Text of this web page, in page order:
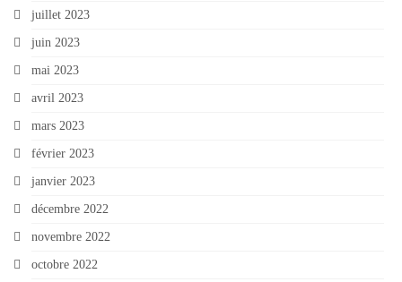
juillet 2023
juin 2023
mai 2023
avril 2023
mars 2023
février 2023
janvier 2023
décembre 2022
novembre 2022
octobre 2022